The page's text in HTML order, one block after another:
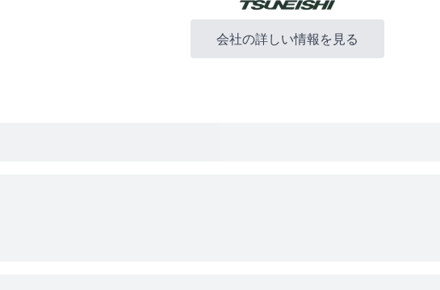
会社の詳しい情報を見る